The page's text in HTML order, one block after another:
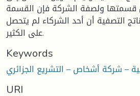
ولصفة الشركة فإن القسمة
التصفية أن أحد الشركاء لم يتحصل
على الكثير.
Keywords
URI